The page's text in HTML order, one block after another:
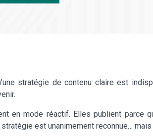
stratégie de contenu claire est
en mode réactif. Elles publient parce
est unanimement reconnue…